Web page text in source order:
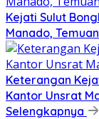
Kejati Sulut
Manado,
Keterangan
Kantor Unsrat
Selengkapnya